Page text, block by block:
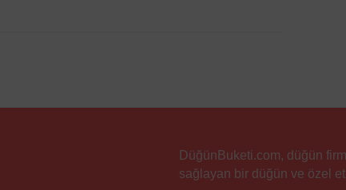
DüğünBuketi.com, düğün
sağlayan bir düğün ve özel